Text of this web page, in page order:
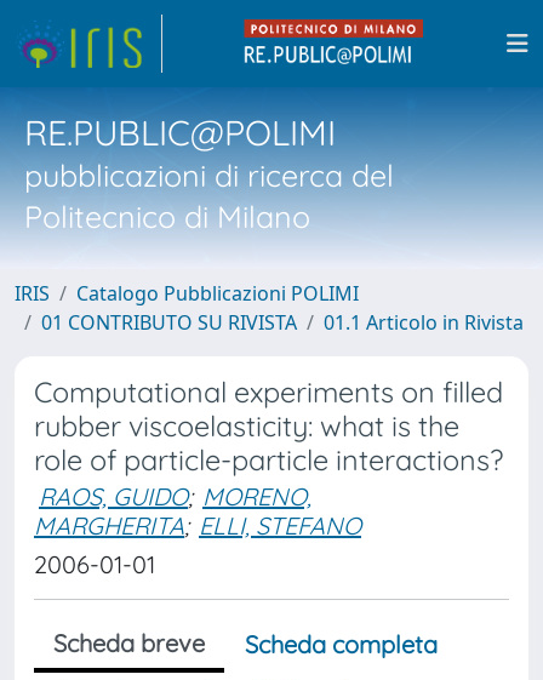
RE.PUBLIC@POLIMI
pubblicazioni di ricerca del
Politecnico di Milano
IRIS
Catalogo Pubblicazioni POLIMI
01 CONTRIBUTO SU RIVISTA
01.1 Articolo in Rivista
Computational experiments on filled
rubber viscoelasticity: what is the
role of particle-particle interactions?
RAOS, GUIDO; MORENO,
MARGHERITA; ELLI, STEFANO
2006-01-01
Scheda breve
Scheda completa